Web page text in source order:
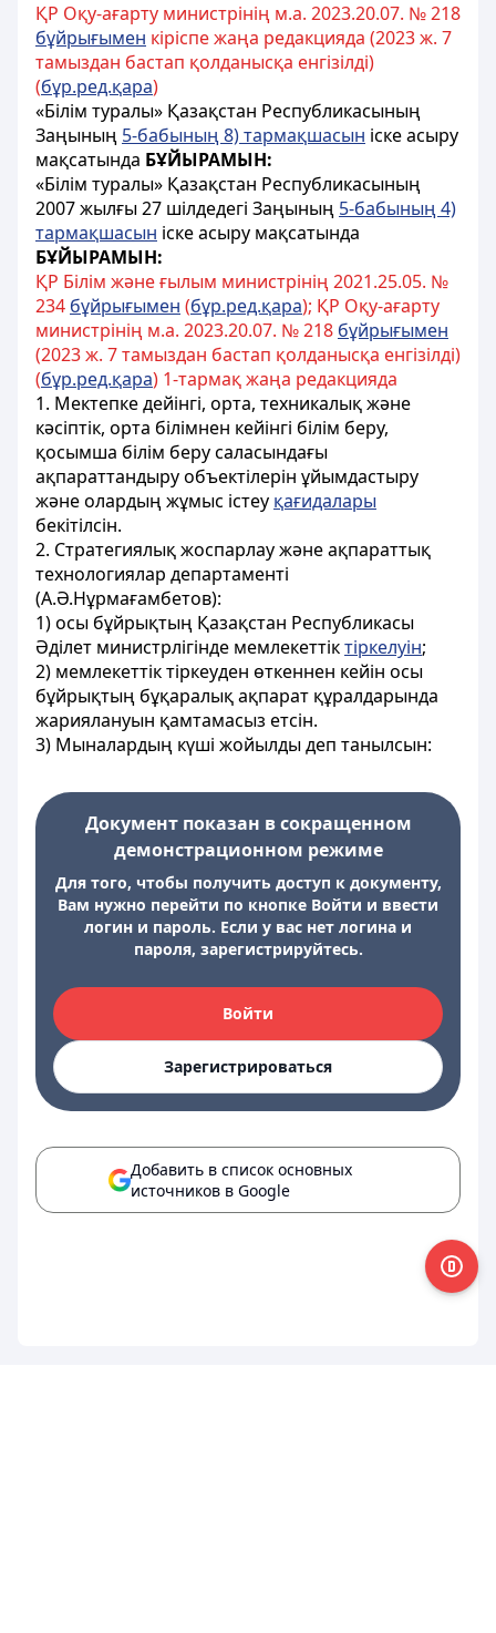
ҚР Оқу-ағарту министрінің м.а. 2023.20.07. № 218
бұйрығымен кіріспе жаңа редакцияда (2023 ж. 7
тамыздан бастап қолданысқа енгізілді)
(бұр.ред.қара)
«Білім туралы» Қазақстан Республикасының
Заңының 5-бабының 8) тармақшасын іске асыру
мақсатында БҰЙЫРАМЫН:
«Білім туралы» Қазақстан Республикасының
2007 жылғы 27 шілдедегі Заңының 5-бабының 4)
тармақшасын іске асыру мақсатында
БҰЙЫРАМЫН:
ҚР Білім және ғылым министрінің 2021.25.05. №
234 бұйрығымен (бұр.ред.қара); ҚР Оқу-ағарту
министрінің м.а. 2023.20.07. № 218 бұйрығымен
(2023 ж. 7 тамыздан бастап қолданысқа енгізілді)
(бұр.ред.қара) 1-тармақ жаңа редакцияда
1. Мектепке дейінгі, орта, техникалық және
кәсіптік, орта білімнен кейінгі білім беру,
қосымша білім беру саласындағы
ақпараттандыру объектілерін ұйымдастыру
және олардың жұмыс істеу қағидалары
бекітілсін.
2. Стратегиялық жоспарлау және ақпараттық
технологиялар департаменті
(А.Ә.Нұрмағамбетов):
1) осы бұйрықтың Қазақстан Республикасы
Әділет министрлігінде мемлекеттіктіркелуін;
2) мемлекеттік тіркеуден өткеннен кейін осы
бұйрықтың бұқаралық ақпарат құралдарында
жариялануын қамтамасыз етсін.
3) Мыналардың күші жойылды деп танылсын:
Документ показан в сокращенном
демонстрационном режиме
Для того, чтобы получить доступ к документу,
Вам нужно перейти по кнопке Войти и ввести
логин и пароль. Если у вас нет логина и
пароля, зарегистрируйтесь.
Войти
Зарегистрироваться
Добавить в список основных
источников в Google